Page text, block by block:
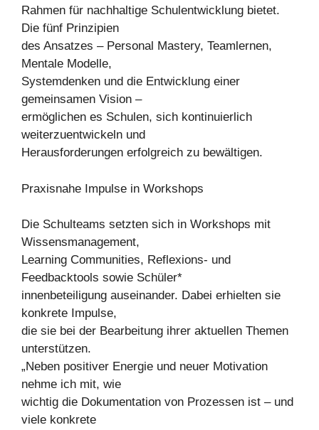
Rahmen für nachhaltige Schulentwicklung bietet.
Die fünf Prinzipien
des Ansatzes – Personal Mastery, Teamlernen,
Mentale Modelle,
Systemdenken und die Entwicklung einer
gemeinsamen Vision –
ermöglichen es Schulen, sich kontinuierlich
weiterzuentwickeln und
Herausforderungen erfolgreich zu bewältigen.
Praxisnahe Impulse in Workshops
Die Schulteams setzten sich in Workshops mit
Wissensmanagement,
Learning Communities, Reflexions- und
Feedbacktools sowie Schüler*
innenbeteiligung auseinander. Dabei erhielten sie
konkrete Impulse,
die sie bei der Bearbeitung ihrer aktuellen Themen
unterstützen.
„Neben positiver Energie und neuer Motivation
nehme ich mit, wie
wichtig die Dokumentation von Prozessen ist – und
viele konkrete